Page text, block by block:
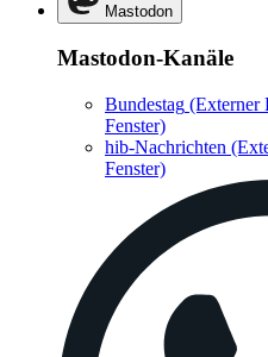
Mastodon
Mastodon-Kanäle
Bundestag (Externer
Fenster)
hib-Nachrichten
Fenster)